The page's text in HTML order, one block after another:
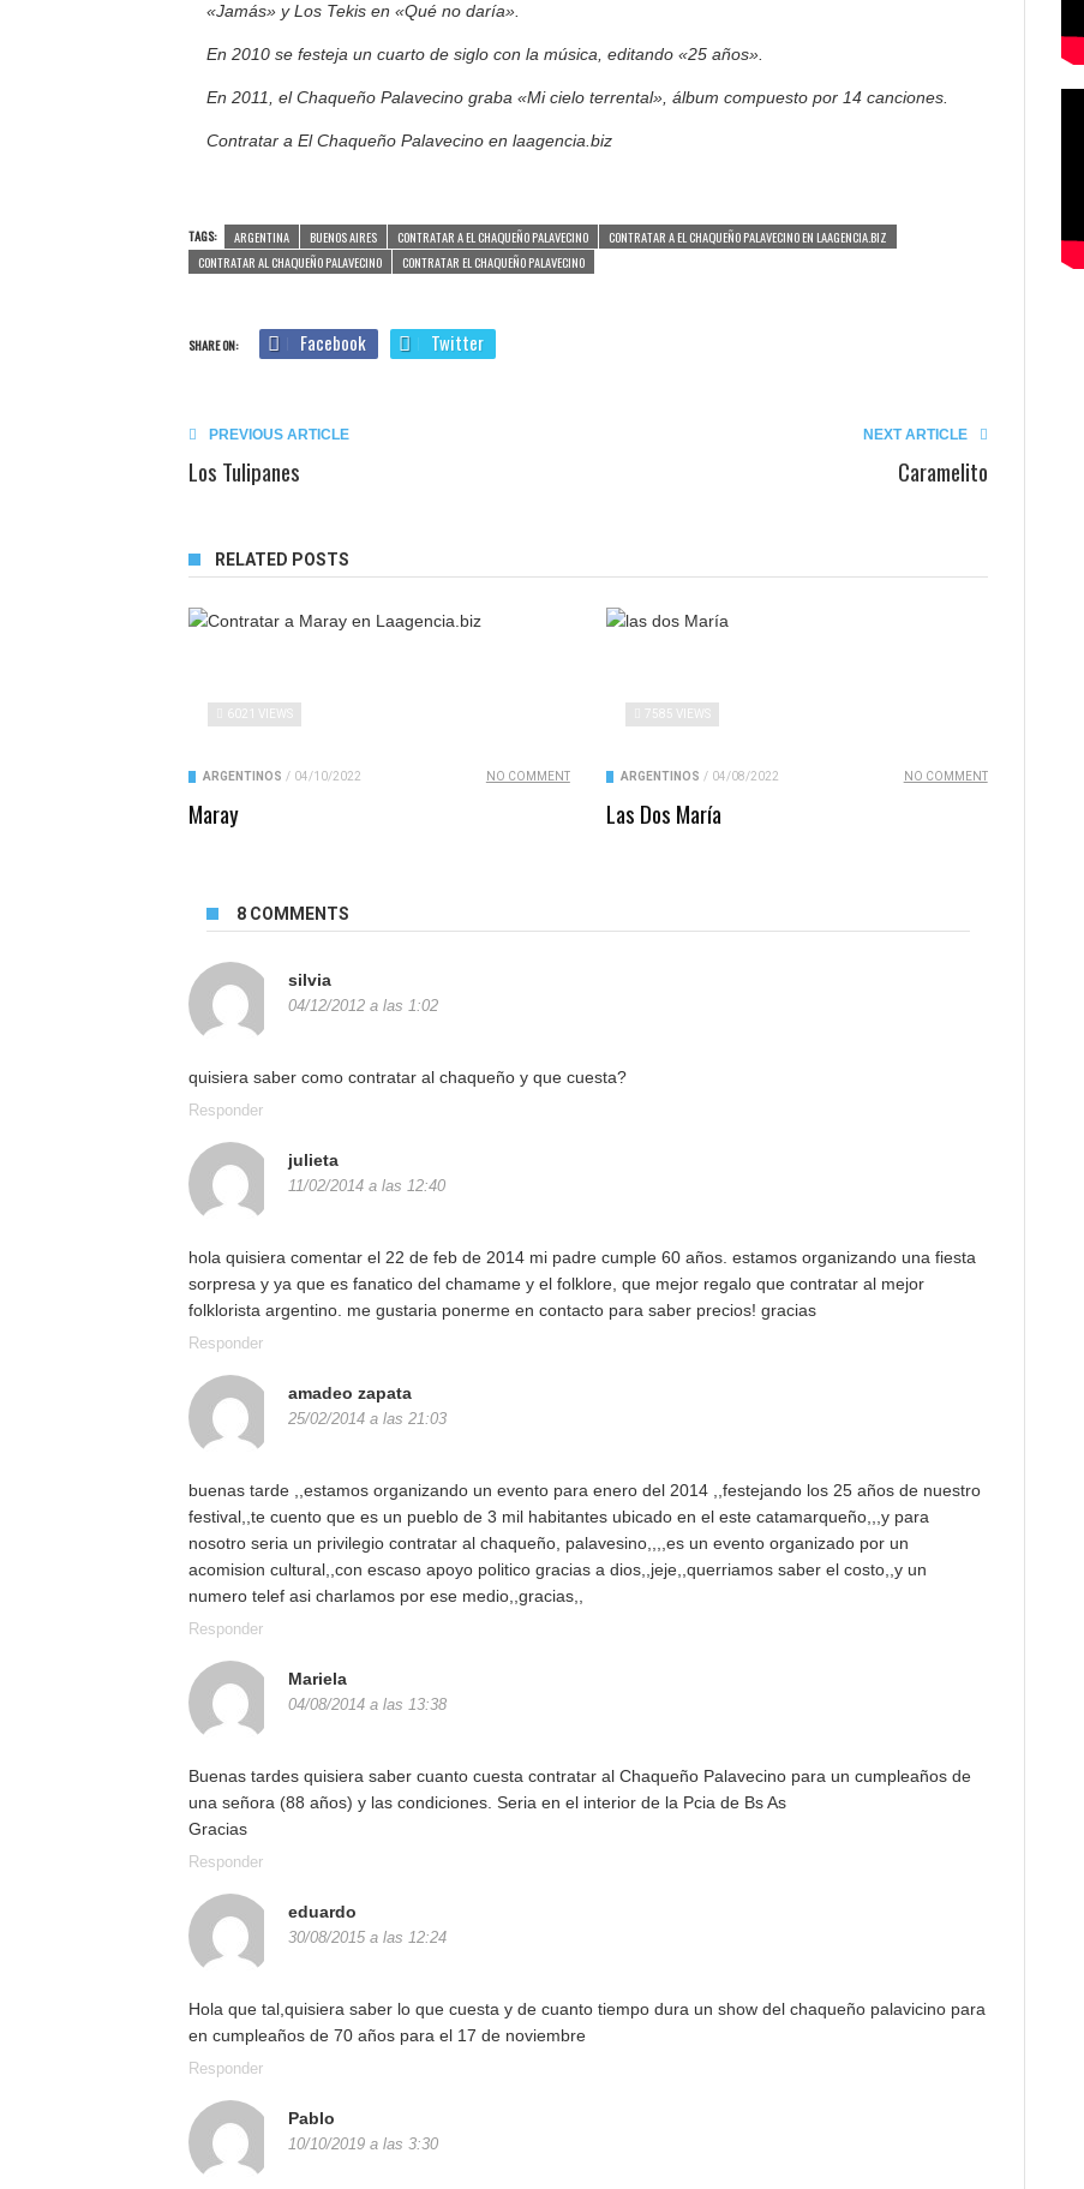
«Jamás» y Los Tekis en «Qué no daría».
En 2010 se festeja un cuarto de siglo con la música, editando «25 años».
En 2011, el Chaqueño Palavecino graba «Mi cielo terrental», álbum compuesto por 14 canciones.
Contratar a El Chaqueño Palavecino en laagencia.biz
TAGS: ARGENTINA BUENOS AIRES CONTRATAR A EL CHAQUEÑO PALAVECINO
CONTRATAR A EL CHAQUEÑO PALAVECINO EN LAAGENCIA.BIZ
CONTRATAR AL CHAQUEÑO PALAVECINO
CONTRATAR EL CHAQUEÑO PALAVECINO
SHARE ON: Facebook Twitter
PREVIOUS ARTICLE
Los Tulipanes
NEXT ARTICLE
Caramelito
RELATED POSTS
6021 VIEWS
ARGENTINOS / 04/10/2022 NO COMMENT
Maray
7585 VIEWS
ARGENTINOS / 04/08/2022 NO COMMENT
Las Dos María
8 COMMENTS
silvia
04/12/2012 a las 1:02
quisiera saber como contratar al chaqueño y que cuesta?
Responder
julieta
11/02/2014 a las 12:40
hola quisiera comentar el 22 de feb de 2014 mi padre cumple 60 años. estamos organizando una fiesta
sorpresa y ya que es fanatico del chamame y el folklore, que mejor regalo que contratar al mejor
folklorista argentino. me gustaria ponerme en contacto para saber precios! gracias
Responder
amadeo zapata
25/02/2014 a las 21:03
buenas tarde ,,estamos organizando un evento para enero del 2014 ,,festejando los 25 años de nuestro
festival,,te cuento que es un pueblo de 3 mil habitantes ubicado en el este catamarqueño,,,y para
nosotro seria un privilegio contratar al chaqueño, palavesino,,,,es un evento organizado por un
acomision cultural,,con escaso apoyo politico gracias a dios,,jeje,,querriamos saber el costo,,y un
numero telef asi charlamos por ese medio,,gracias,,
Responder
Mariela
04/08/2014 a las 13:38
Buenas tardes quisiera saber cuanto cuesta contratar al Chaqueño Palavecino para un cumpleaños de
una señora (88 años) y las condiciones. Seria en el interior de la Pcia de Bs As
Gracias
Responder
eduardo
30/08/2015 a las 12:24
Hola que tal,quisiera saber lo que cuesta y de cuanto tiempo dura un show del chaqueño palavicino para
en cumpleaños de 70 años para el 17 de noviembre
Responder
Pablo
10/10/2019 a las 3:30